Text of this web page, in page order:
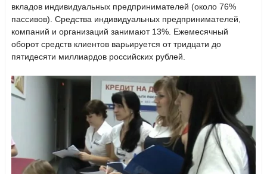
вкладов индивидуальных предпринимателей (около 76%
пассивов). Средства индивидуальных предпринимателей,
компаний и организаций занимают 13%. Ежемесячный
оборот средств клиентов варьируется от тридцати до
пятидесяти миллиардов российских рублей.